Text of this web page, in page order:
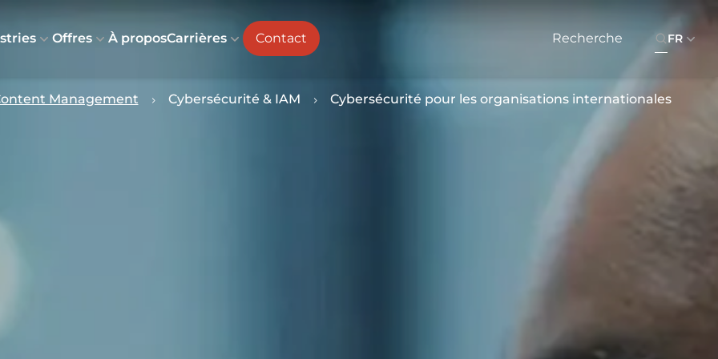
Offres À proposCarrières Contact FR
Management Cybersécurité & IAM Cybersécurité pour les organisations internationales